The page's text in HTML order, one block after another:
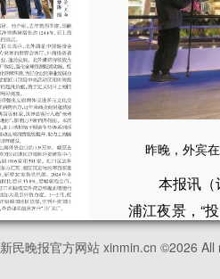
昨晚，外宾
本报讯（
浦江夜景，“
新民晚报官方网站 xinmin.cn ©2026 All